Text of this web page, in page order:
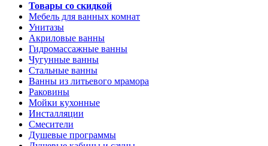
Товары со скидкой
Мебель для ванных комнат
Унитазы
Акриловые ванны
Гидромассажные ванны
Чугунные ванны
Стальные ванны
Ванны из литьевого мрамора
Раковины
Мойки кухонные
Инсталляции
Смесители
Душевые программы